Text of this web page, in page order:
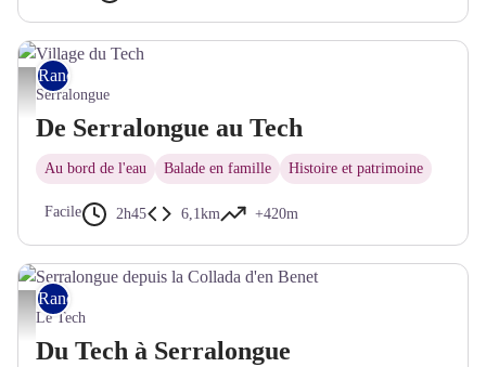
Village du Tech - © CC Haut Vallespir
Rando pédestre
Serralongue
De Serralongue au Tech
Au bord de l'eau Balade en famille Histoire et patrimoine
Facile 2h45 6,1km +420m
Serralongue depuis la Collada d'en Benet - © CC Haut Vallespir
Rando pédestre
Le Tech
Du Tech à Serralongue